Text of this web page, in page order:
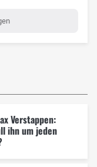
Verstappen:
ihn um jeden